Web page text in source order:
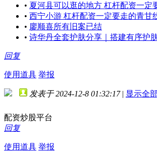
• 夏河县可以逛的地方 杠杆配资一定
• 西宁小游 杠杆配资一定要走的青甘
• 廖顺喜所有旧案已结
• 诗华丹全套护肤分享｜搭建有序护
回复
使用道具 举报
发表于 2024-12-8 01:32:17 | 显示全
配资炒股平台
回复
使用道具 举报